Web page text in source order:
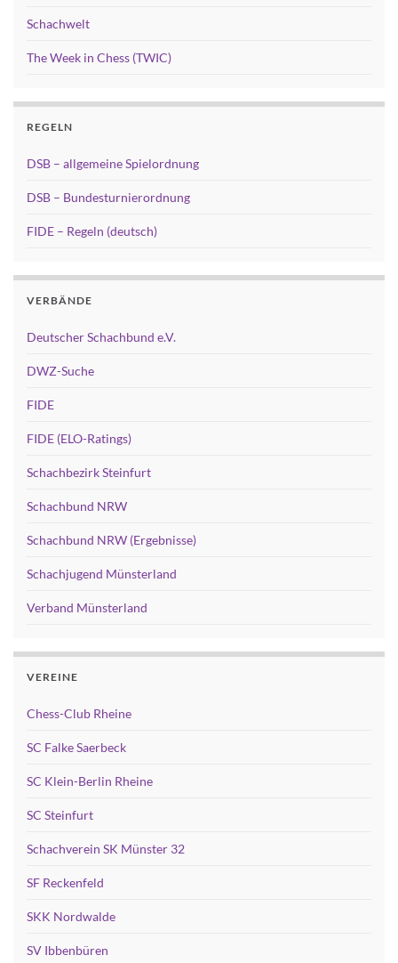
Schachwelt
The Week in Chess (TWIC)
REGELN
DSB – allgemeine Spielordnung
DSB – Bundesturnierordnung
FIDE – Regeln (deutsch)
VERBÄNDE
Deutscher Schachbund e.V.
DWZ-Suche
FIDE
FIDE (ELO-Ratings)
Schachbezirk Steinfurt
Schachbund NRW
Schachbund NRW (Ergebnisse)
Schachjugend Münsterland
Verband Münsterland
VEREINE
Chess-Club Rheine
SC Falke Saerbeck
SC Klein-Berlin Rheine
SC Steinfurt
Schachverein SK Münster 32
SF Reckenfeld
SKK Nordwalde
SV Ibbenbüren